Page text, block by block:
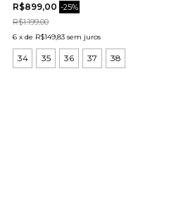
R$899,00 -25%
R$1.199,00
6 x de R$149,83 sem juros
34 35 36 37 38